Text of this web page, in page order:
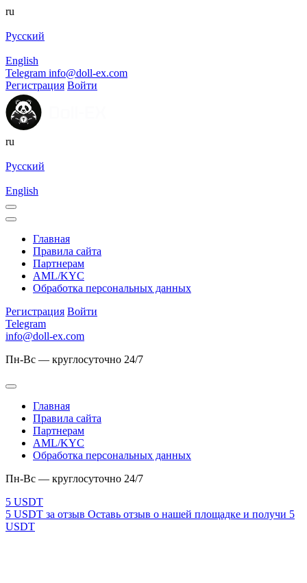
ru
Русский
English
Telegram info@doll-ex.com
Регистрация Войти
ru
Русский
English
Главная
Правила сайта
Партнерам
AML/KYC
Обработка персональных данных
Регистрация Войти
Telegram
info@doll-ex.com
Пн-Вс — круглосуточно 24/7
Главная
Правила сайта
Партнерам
AML/KYC
Обработка персональных данных
Пн-Вс — круглосуточно 24/7
5 USDT за отзыв Оставь отзыв о нашей площадке и получи 5
USDT